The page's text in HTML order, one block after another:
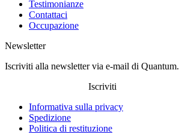
Testimonianze
Contattaci
Occupazione
Newsletter
Iscriviti alla newsletter via e-mail di Quantum.
Iscriviti
Informativa sulla privacy
Spedizione
Politica di restituzione